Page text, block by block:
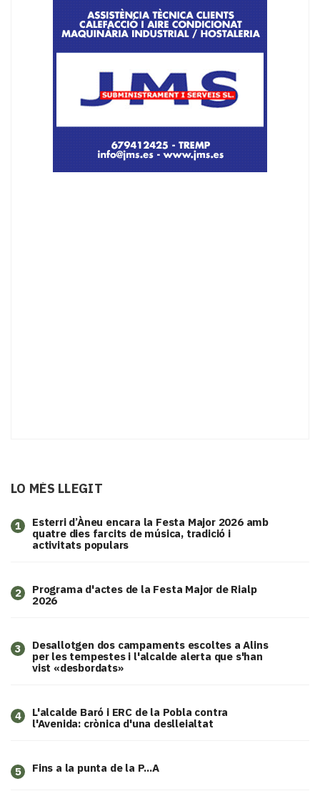
LO MÉS LLEGIT
1
Esterri d’Àneu encara la Festa Major 2026 amb
quatre dies farcits de música, tradició i
activitats populars
2
Programa d'actes de la Festa Major de Rialp
2026
3
​Desallotgen dos campaments escoltes a Alins
per les tempestes i l'alcalde alerta que s'han
vist «desbordats»
4
L'alcalde Baró i ERC de la Pobla contra
l'Avenida: crònica d'una deslleialtat
5 Fins a la punta de la P...A